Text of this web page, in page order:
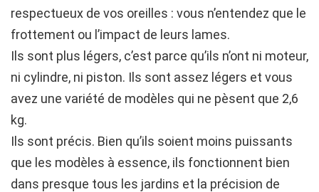
respectueux de vos oreilles : vous n’entendez que le
frottement ou l’impact de leurs lames.
Ils sont plus légers, c’est parce qu’ils n’ont ni moteur,
ni cylindre, ni piston. Ils sont assez légers et vous
avez une variété de modèles qui ne pèsent que 2,6
kg.
Ils sont précis. Bien qu’ils soient moins puissants
que les modèles à essence, ils fonctionnent bien
dans presque tous les jardins et la précision de